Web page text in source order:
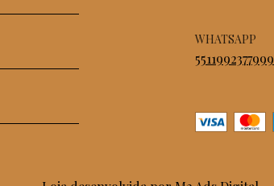
WHATSAPP
5511992377999